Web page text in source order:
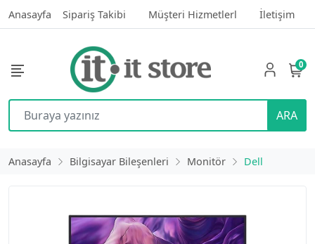
Anasayfa Sipariş Takibi Müşteri Hizmetlerl İletişim
ARA
0
Anasayfa Bilgisayar Bileşenleri Monitör Dell